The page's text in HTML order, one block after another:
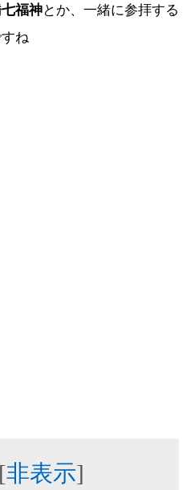
福神とか、一緒に参拝する
ね
[非表示]